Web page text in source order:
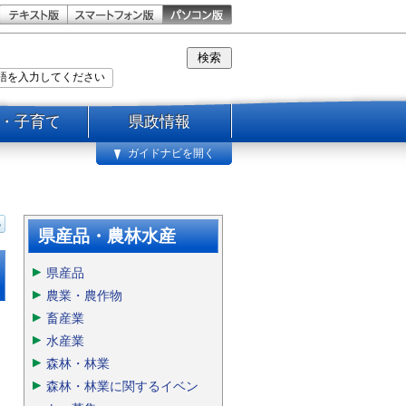
子育て 県政情報
ガイドナビを開く
県産品・農林水産
県産品
農業・農作物
畜産業
水産業
森林・林業
森林・林業に関するイベン